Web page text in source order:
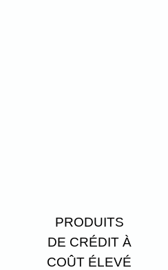
PRODUITS
DE CRÉDIT À
COÛT ÉLEVÉ